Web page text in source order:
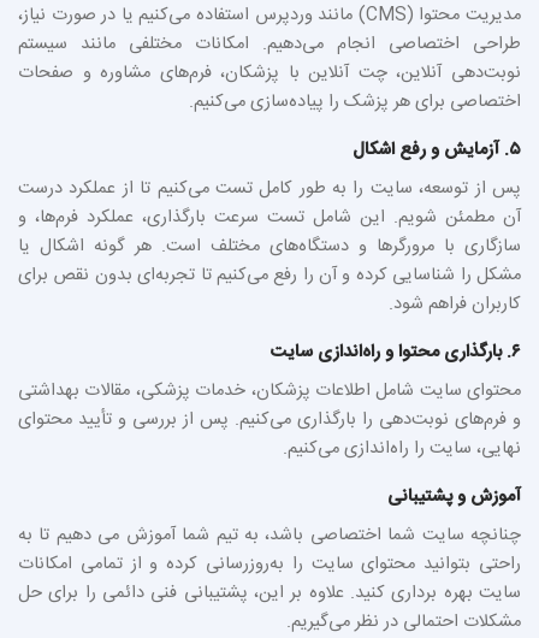
مدیریت محتوا (CMS) مانند وردپرس استفاده می‌کنیم یا در صورت نیاز،
طراحی اختصاصی انجام می‌دهیم. امکانات مختلفی مانند سیستم
نوبت‌دهی آنلاین، چت آنلاین با پزشکان، فرم‌های مشاوره و صفحات
اختصاصی برای هر پزشک را پیاده‌سازی می‌کنیم.
۵. آزمایش و رفع اشکال
پس از توسعه، سایت را به طور کامل تست می‌کنیم تا از عملکرد درست
آن مطمئن شویم. این شامل تست سرعت بارگذاری، عملکرد فرم‌ها، و
سازگاری با مرورگرها و دستگاه‌های مختلف است. هر گونه اشکال یا
مشکل را شناسایی کرده و آن را رفع می‌کنیم تا تجربه‌ای بدون نقص برای
کاربران فراهم شود.
۶. بارگذاری محتوا و راه‌اندازی سایت
محتوای سایت شامل اطلاعات پزشکان، خدمات پزشکی، مقالات بهداشتی
و فرم‌های نوبت‌دهی را بارگذاری می‌کنیم. پس از بررسی و تأیید محتوای
نهایی، سایت را راه‌اندازی می‌کنیم.
آموزش و پشتیبانی
چنانچه سایت شما اختصاصی باشد، به تیم شما آموزش می دهیم تا به
راحتی بتوانید محتوای سایت را به‌روزرسانی کرده و از تمامی امکانات
سایت بهره‌ برداری کنید. علاوه بر این، پشتیبانی فنی دائمی را برای حل
مشکلات احتمالی در نظر می‌گیریم.